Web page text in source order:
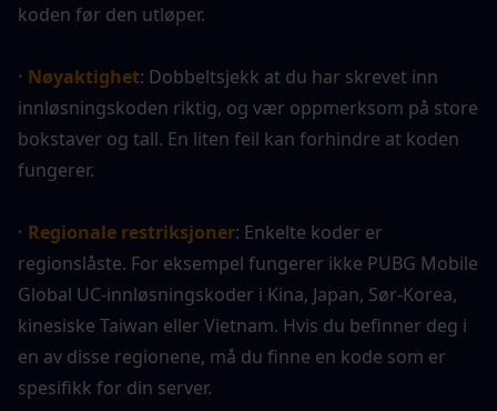
koden før den utløper.
· Nøyaktighet: Dobbeltsjekk at du har skrevet inn
innløsningskoden riktig, og vær oppmerksom på store
bokstaver og tall. En liten feil kan forhindre at koden
fungerer.
· Regionale restriksjoner: Enkelte koder er
regionslåste. For eksempel fungerer ikke PUBG Mobile
Global UC-innløsningskoder i Kina, Japan, Sør-Korea,
kinesiske Taiwan eller Vietnam. Hvis du befinner deg i
en av disse regionene, må du finne en kode som er
spesifikk for din server.